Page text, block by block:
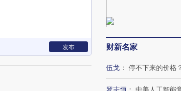
发布 财新名家
伍戈 ： 停不下来的价格
罗志恒 ： 中美人工智能